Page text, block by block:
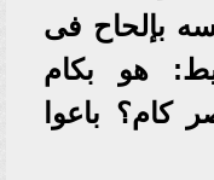
بإلحاح فى
هو بكام
كام؟ باعوا